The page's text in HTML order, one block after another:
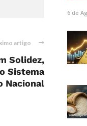
artigo
Solidez,
Sistema
Nacional
6 de